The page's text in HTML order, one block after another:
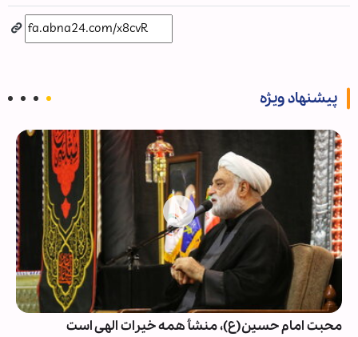
پیشنهاد ویژه
محبت امام حسین(ع)، منشأ همه خیرات الهی است